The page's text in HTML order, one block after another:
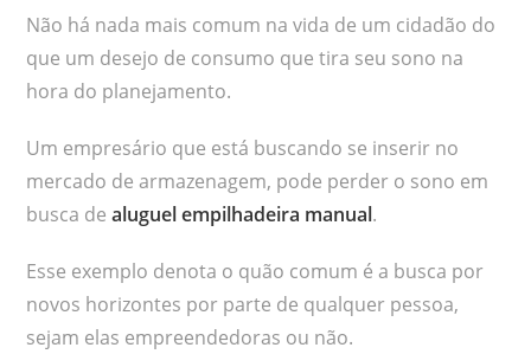
Não há nada mais comum na vida de um cidadão do
que um desejo de consumo que tira seu sono na
hora do planejamento.
Um empresário que está buscando se inserir no
mercado de armazenagem, pode perder o sono em
busca de aluguel empilhadeira manual.
Esse exemplo denota o quão comum é a busca por
novos horizontes por parte de qualquer pessoa,
sejam elas empreendedoras ou não.